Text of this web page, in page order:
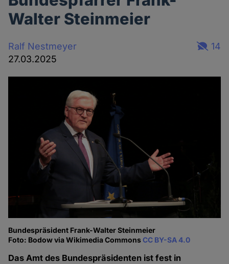
Walter Steinmeier
Ralf Nestmeyer
27.03.2025
14
Bundespräsident Frank-Walter Steinmeier
Foto: Bodow via Wikimedia CommonsCC BY-SA 4.0
Das Amt des Bundespräsidenten ist fest in